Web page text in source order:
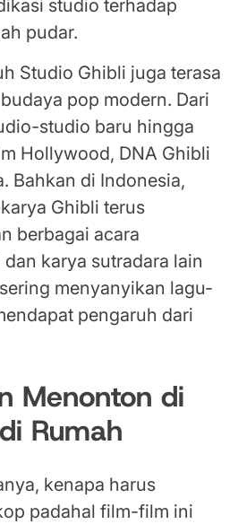
studio terhadap
pudar.
Studio Ghibli juga terasa
pop modern. Dari
studio baru hingga
Hollywood, DNA Ghibli
Bahkan di Indonesia,
Ghibli terus
berbagai acara
karya sutradara lain
menyanyikan lagu-
pengaruh dari
Menonton di
Rumah
kenapa harus
padahal film-film ini